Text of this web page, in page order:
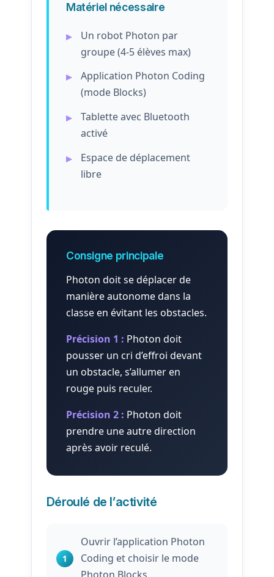
Matériel nécessaire
Un robot Photon par
groupe (4-5 élèves max)
Application Photon Coding
(mode Blocks)
Tablette avec Bluetooth
activé
Espace de déplacement
libre
Consigne principale
Photon doit se déplacer de
manière autonome dans la
classe en évitant les obstacles.
Précision 1 : Photon doit
pousser un cri d’effroi devant
un obstacle, s’allumer en
rouge puis reculer.
Précision 2 : Photon doit
prendre une autre direction
après avoir reculé.
Déroulé de l’activité
Ouvrir l’application Photon
Coding et choisir le mode